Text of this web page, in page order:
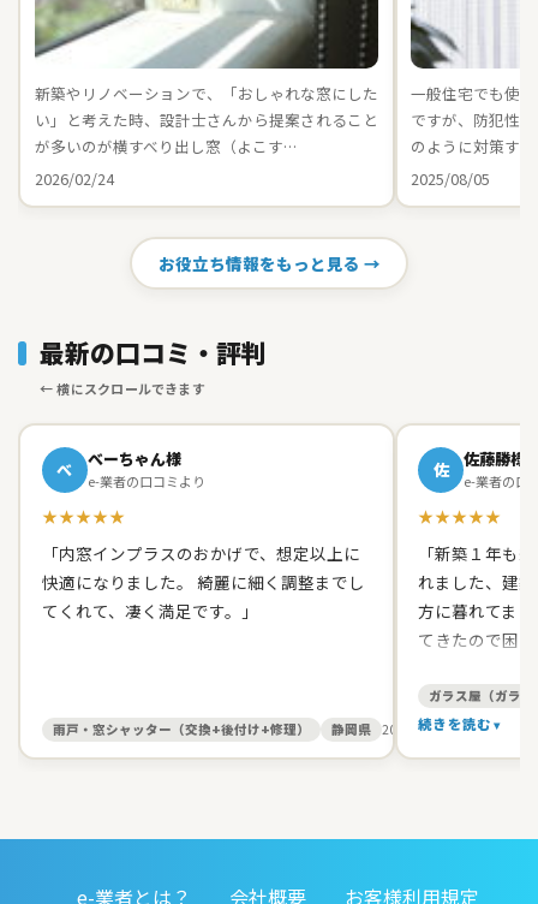
新築やリノベーションで、「おしゃれな窓にした
い」と考えた時、設計士さんから提案されること
が多いのが横すべり出し窓（よこす…
2026/02/24
一般住宅でも使
ですが、防犯性
のように対策す
2025/08/05
お役立ち情報をもっと見る →
最新の口コミ・評判
べ べーちゃん様
e-業者の口コミより
★★★★★
「内窓インプラスのおかげで、想定以上に
快適になりました。 綺麗に細く調整までし
てくれて、凄く満足です。」
雨戸・窓シャッター（交換+後付け+修理） 静岡県 2026/05/27
佐 佐藤勝様
e-業者の口
★★★★★
「新築１年も
れました、建
方に暮れてま
てきたので困
た。 有償でし
て、バッチリ
す。 信頼出来
ました。開け
務店みたいに
ガラス屋（ガラ
続きを読む
e-業者とは？ 会社概要 お客様利用規定